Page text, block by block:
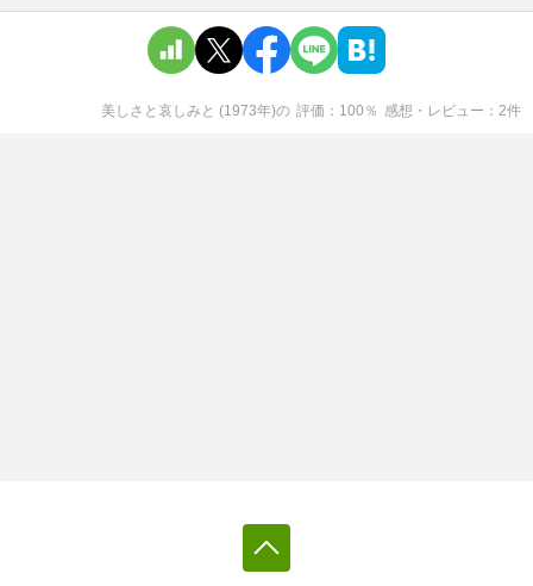
美しさと哀しみと (1973年)の 評価 100 ％ 感想・レビュー 2件